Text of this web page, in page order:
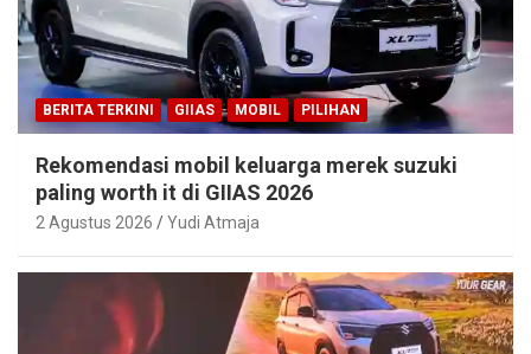
BERITA TERKINI GIIAS MOBIL PILIHAN
Rekomendasi mobil keluarga merek suzuki
paling worth it di GIIAS 2026
2 Agustus 2026 Yudi Atmaja